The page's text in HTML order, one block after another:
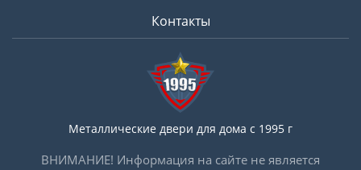
Контакты
Металлические двери для дома с 1995 г
ВНИМАНИЕ! Информация на сайте не является